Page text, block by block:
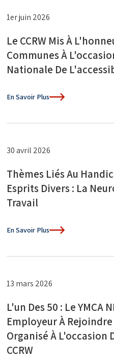
1er juin 2026
Le CCRW Mis À
Communes À
Nationale De
En Savoir Plus
30 avril 2026
Thèmes Liés Au
Esprits Divers : La
Travail
En Savoir Plus
13 mars 2026
L'un Des 50 : Le YMCA
Employeur À Rejoindre
Organisé À L'occasion
CCRW